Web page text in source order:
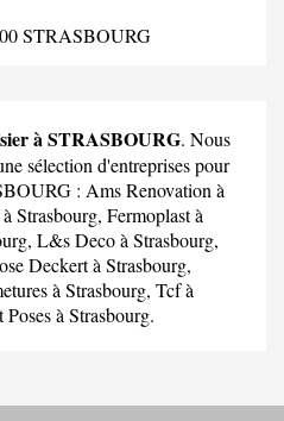
STRASBOURG
à STRASBOURG. Nous
sélection d'entreprises pour
: Ams Renovation à
à Strasbourg, Fermoplastà
L&s Decoà Strasbourg,
Deckertà Strasbourg,
à Strasbourg, Tcfà
Posesà Strasbourg.